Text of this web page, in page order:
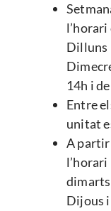
Dilluns
14h i
Entre
unitat
A partir
dimarts
Dijous i